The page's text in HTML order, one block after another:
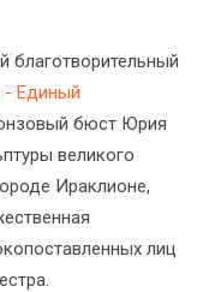
благотворительный
- Единый
бюст Юрия
великого
Ираклионе,
лиц